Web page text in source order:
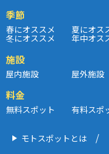
季節
春にオススメ 夏にオス
冬にオススメ 年中オス
施設
屋内施設 屋外施設
料金
無料スポット 有料スポ
モトスポットとは